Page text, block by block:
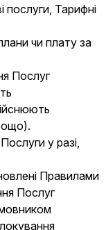
Тарифні
чи плату за
Послуг
у разі,
Правилами
Послуг